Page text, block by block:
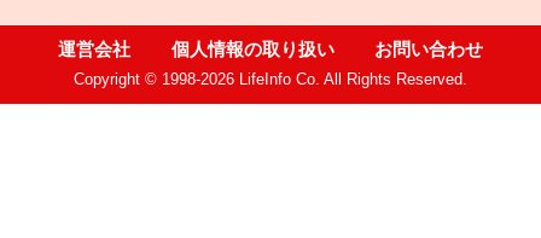
運営会社 個人情報の取り扱い お問い合わせ
Copyright © 1998-2026 LifeInfo Co. All Rights Reserved.